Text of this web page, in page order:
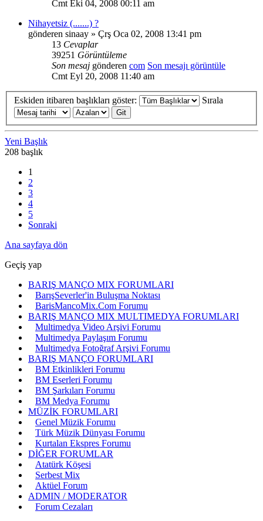
Cmt Eki 04, 2008 00:11 am
Nihayetsiz (.......) ?
gönderen sinaay » Çrş Oca 02, 2008 13:41 pm
13 Cevaplar
39251 Görüntüleme
Son mesaj gönderen com Son mesajı görüntüle
Cmt Eyl 20, 2008 11:40 am
Eskiden itibaren başlıkları göster: Sırala
Yeni Başlık
208 başlık
1
2
3
4
5
Sonraki
Ana sayfaya dön
Geçiş yap
BARIŞ MANÇO MIX FORUMLARI
BarışSeverler'in Buluşma Noktası
BarisMancoMix.Com Forumu
BARIŞ MANÇO MIX MULTIMEDYA FORUMLARI
Multimedya Video Arşivi Forumu
Multimedya Paylaşım Forumu
Multimedya Fotoğraf Arşivi Forumu
BARIŞ MANÇO FORUMLARI
BM Etkinlikleri Forumu
BM Eserleri Forumu
BM Şarkıları Forumu
BM Medya Forumu
MÜZİK FORUMLARI
Genel Müzik Forumu
Türk Müzik Dünyası Forumu
Kurtalan Ekspres Forumu
DİĞER FORUMLAR
Atatürk Köşesi
Serbest Mix
Aktüel Forum
ADMIN / MODERATOR
Forum Cezaları